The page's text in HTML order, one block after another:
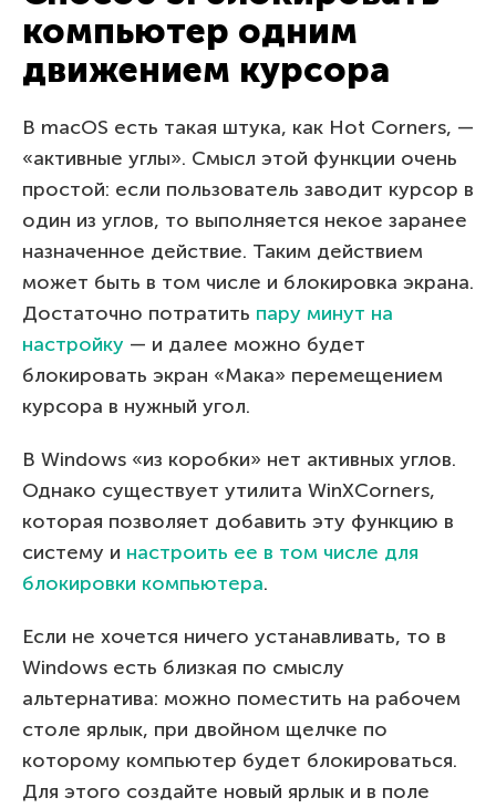
компьютер одним
движением курсора
В macOS есть такая штука, как Hot Corners, —
«активные углы». Смысл этой функции очень
простой: если пользователь заводит курсор в
один из углов, то выполняется некое заранее
назначенное действие. Таким действием
может быть в том числе и блокировка экрана.
Достаточно потратить пару минут на
настройку — и далее можно будет
блокировать экран «Мака» перемещением
курсора в нужный угол.
В Windows «из коробки» нет активных углов.
Однако существует утилита WinXCorners,
которая позволяет добавить эту функцию в
систему и настроить ее в том числе для
блокировки компьютера.
Если не хочется ничего устанавливать, то в
Windows есть близкая по смыслу
альтернатива: можно поместить на рабочем
столе ярлык, при двойном щелчке по
которому компьютер будет блокироваться.
Для этого создайте новый ярлык и в поле